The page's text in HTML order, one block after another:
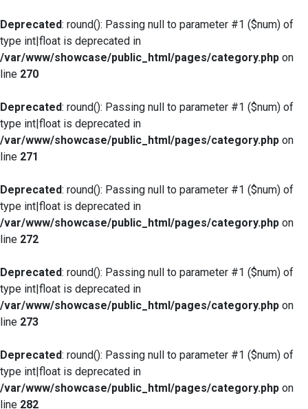
Deprecated: round(): Passing null to parameter #1 ($num) of
type int|float is deprecated in
/var/www/showcase/public_html/pages/category.php on
line 270
Deprecated: round(): Passing null to parameter #1 ($num) of
type int|float is deprecated in
/var/www/showcase/public_html/pages/category.php on
line 271
Deprecated: round(): Passing null to parameter #1 ($num) of
type int|float is deprecated in
/var/www/showcase/public_html/pages/category.php on
line 272
Deprecated: round(): Passing null to parameter #1 ($num) of
type int|float is deprecated in
/var/www/showcase/public_html/pages/category.php on
line 273
Deprecated: round(): Passing null to parameter #1 ($num) of
type int|float is deprecated in
/var/www/showcase/public_html/pages/category.php on
line 282